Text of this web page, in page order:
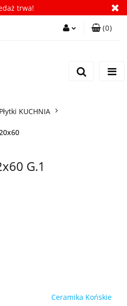
trwa!
(0)
Płytki KUCHNIA
G.1
Ceramika Końskie